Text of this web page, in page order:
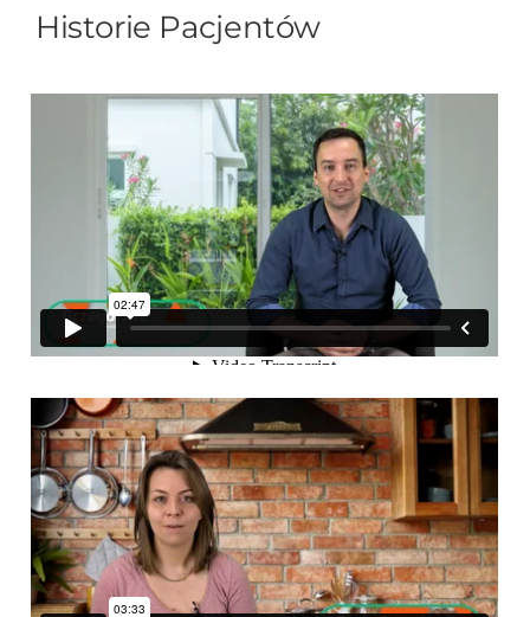
Historie Pacjentów